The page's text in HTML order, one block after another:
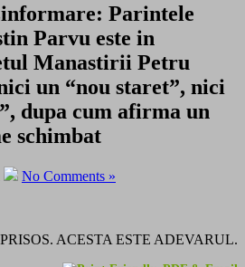
Parintele
Parvu este in
Manastirii Petru
un “nou staret”, nici
dupa cum afirma un
schimbat
No Comments »
ACESTA ESTE ADEVARUL.